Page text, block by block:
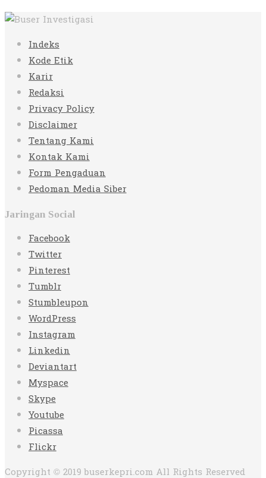
Indeks
Kode Etik
Karir
Redaksi
Privacy Policy
Disclaimer
Tentang Kami
Kontak Kami
Form Pengaduan
Pedoman Media Siber
Jaringan Social
Facebook
Twitter
Pinterest
Tumblr
Stumbleupon
WordPress
Instagram
Linkedin
Deviantart
Myspace
Skype
Youtube
Picassa
Flickr
Copyright © 2019 buserkepri.com All Rights Reserved